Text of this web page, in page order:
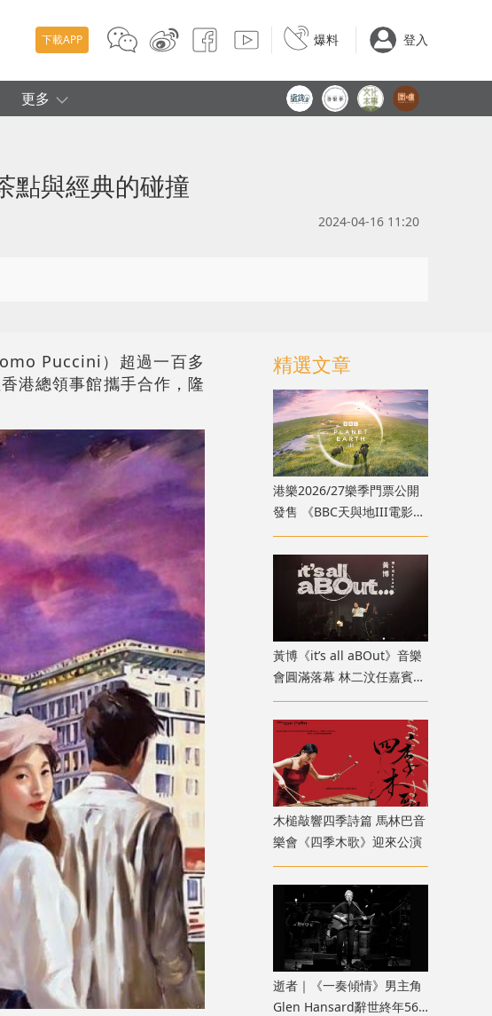
下載APP 爆料 登入
更多
點與經典的碰撞
2024-04-16 11:20
Puccini）超過一百多
港總領事館攜手合作，隆
精選文章
港樂2026/27樂季門票公開
發售 《BBC天與地III電影音
樂會》9月登場
黃博《it’s all aBOut》音樂
會圓滿落幕 林二汶任嘉賓驚
喜登場
木槌敲響四季詩篇 馬林巴音
樂會《四季木歌》迎來公演
逝者｜《一奏傾情》男主角
Glen Hansard辭世終年56